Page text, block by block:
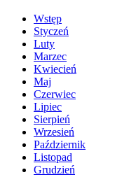
Wstęp
Styczeń
Luty
Marzec
Kwiecień
Maj
Czerwiec
Lipiec
Sierpień
Wrzesień
Październik
Listopad
Grudzień